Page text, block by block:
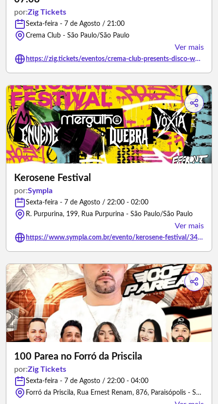
por:Zig Tickets
Sexta-feira - 7 de Agosto / 21:00
Crema Club - São Paulo/São Paulo
Ver mais
https://zig.tickets/eventos/crema-club-presents-disco-wooooador-0708
Kerosene Festival
por:Sympla
Sexta-feira - 7 de Agosto / 22:00 - 02:00
R. Purpurina, 199, Rua Purpurina - São Paulo/São Paulo
Ver mais
https://www.sympla.com.br/evento/kerosene-festival/3494581
100 Parea no Forró da Priscila
por:Zig Tickets
Sexta-feira - 7 de Agosto / 22:00 - 04:00
Forró da Priscila, Rua Ernest Renam, 876, Paraisópolis - São Paulo/São Paulo